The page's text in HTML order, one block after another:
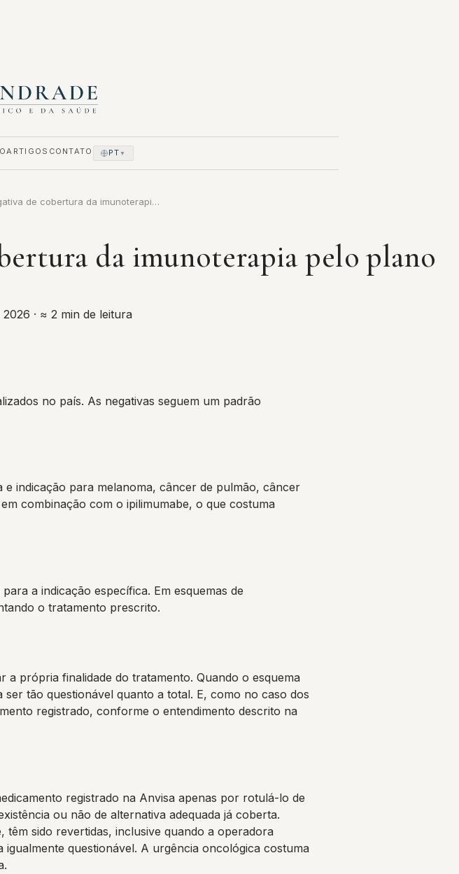
ARTIGOS CONTATO PT ▼
de cobertura da imunoterapi…
da imunoterapia pelo plano
2026 · ≈ 2 min de leitura
no país. As negativas seguem um padrão
indicação para melanoma, câncer de pulmão, câncer
combinação com o ipilimumabe, o que costuma
a indicação específica. Em esquemas de
o tratamento prescrito.
própria finalidade do tratamento. Quando o esquema
tão questionável quanto a total. E, como no caso dos
registrado, conforme o entendimento descrito na
registrado na Anvisa apenas por rotulá-lo de
ou não de alternativa adequada já coberta.
têm sido revertidas, inclusive quando a operadora
questionável. A urgência oncológica costuma